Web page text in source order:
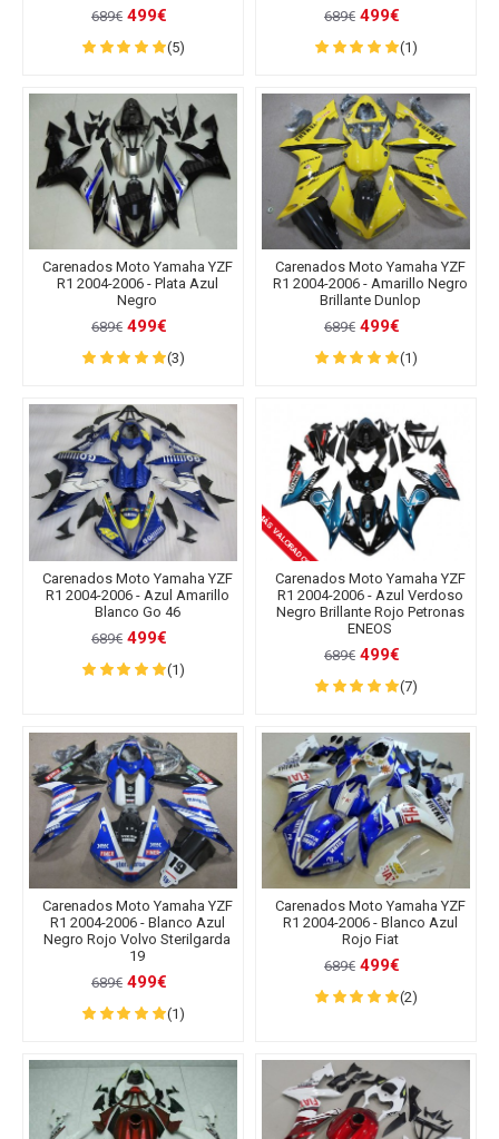
689€ 499€
(5)
689€ 499€
(1)
Carenados Moto Yamaha YZF
R1 2004-2006 - Plata Azul
Negro
689€ 499€
(3)
Carenados Moto Yamaha YZF
R1 2004-2006 - Amarillo Negro
Brillante Dunlop
689€ 499€
(1)
Carenados Moto Yamaha YZF
R1 2004-2006 - Azul Amarillo
Blanco Go 46
689€ 499€
(1)
MÁS VALORADOS
Carenados Moto Yamaha YZF
R1 2004-2006 - Azul Verdoso
Negro Brillante Rojo Petronas
ENEOS
689€ 499€
(7)
Carenados Moto Yamaha YZF
R1 2004-2006 - Blanco Azul
Negro Rojo Volvo Sterilgarda
19
689€ 499€
(1)
Carenados Moto Yamaha YZF
R1 2004-2006 - Blanco Azul
Rojo Fiat
689€ 499€
(2)